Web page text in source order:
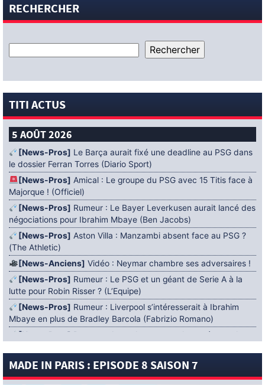
RECHERCHER
TITI ACTUS
5 AOÛT 2026
[News-Pros] Le Barça aurait fixé une deadline au PSG dans
le dossier Ferran Torres (Diario Sport)
[News-Pros] Amical : Le groupe du PSG avec 15 Titis face à
Majorque ! (Officiel)
[News-Pros] Rumeur : Le Bayer Leverkusen aurait lancé des
négociations pour Ibrahim Mbaye (Ben Jacobs)
[News-Pros] Aston Villa : Manzambi absent face au PSG ?
(The Athletic)
[News-Anciens] Vidéo : Neymar chambre ses adversaires !
[News-Pros] Rumeur : Le PSG et un géant de Serie A à la
lutte pour Robin Risser ? (L’Equipe)
[News-Pros] Rumeur : Liverpool s’intéresserait à Ibrahim
Mbaye en plus de Bradley Barcola (Fabrizio Romano)
[News-Pros]
Rumeur : Accord contractuel trouvé entre le
[News-Pros]Rumeur : Le PSG aurait lancé un ultimatum
MADE IN PARIS : EPISODE 8 SAISON 7